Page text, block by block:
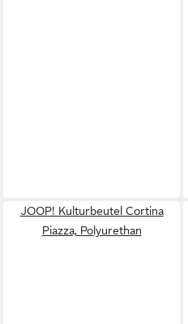
JOOP! Kulturbeutel Cortina
Piazza, Polyurethan